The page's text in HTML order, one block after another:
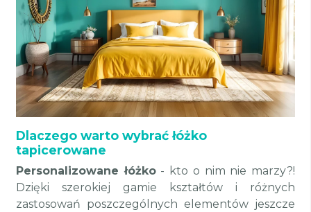
Dlaczego warto wybrać łóżko
tapicerowane
Personalizowane łóżko- kto o nim nie marzy?!
Dzięki szerokiej gamie kształtów i różnych
zastosowań poszczególnych elementów jeszcze